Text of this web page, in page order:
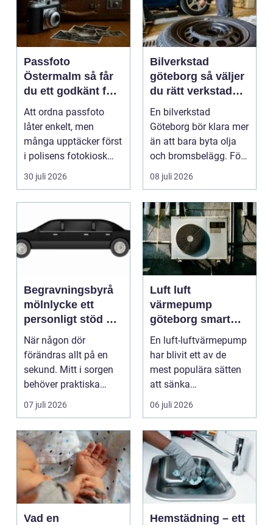
Passfoto
Östermalm så får
du ett godkänt foto
utan stress
Att ordna passfoto
låter enkelt, men
många upptäcker först
i polisens fotokiosk
eller hos fotografen...
30 juli 2026
Bilverkstad
göteborg så väljer
du rätt verkstad
för din bil
En bilverkstad
Göteborg bör klara mer
än att bara byta olja
och bromsbelägg. För
många bilägare i oc...
08 juli 2026
Begravningsbyrå
mölnlycke ett
personligt stöd när
någon gått bort
När någon dör
förändras allt på en
sekund. Mitt i sorgen
behöver praktiska
frågor få svar: var ska
b...
07 juli 2026
Luft luft
värmepump
göteborg smart
värme för
kustklimat
En luft-luftvärmepump
har blivit ett av de
mest populära sätten
att sänka
uppvärmningskostnad
er och ...
06 juli 2026
Vad en
Hemstädning – ett